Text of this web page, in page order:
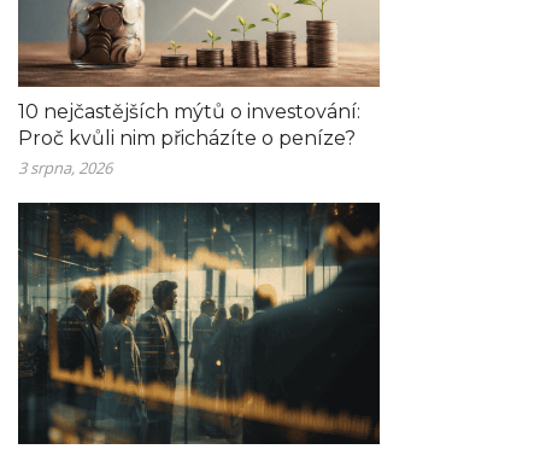
10 nejčastějších mýtů o investování:
Proč kvůli nim přicházíte o peníze?
3 srpna, 2026